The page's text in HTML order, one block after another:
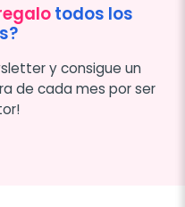
todos los
y consigue un
de cada mes por ser